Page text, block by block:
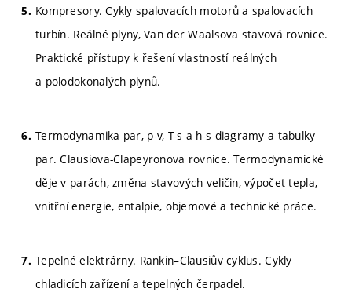
Kompresory. Cykly spalovacích motorů a spalovacích
turbín. Reálné plyny, Van der Waalsova stavová rovnice.
Praktické přístupy k řešení vlastností reálných
a polodokonalých plynů.
Termodynamika par, p-v, T-s a h-s diagramy a tabulky
par. Clausiova-Clapeyronova rovnice. Termodynamické
děje v parách, změna stavových veličin, výpočet tepla,
vnitřní energie, entalpie, objemové a technické práce.
Tepelné elektrárny. Rankin–Clausiův cyklus. Cykly
chladicích zařízení a tepelných čerpadel.